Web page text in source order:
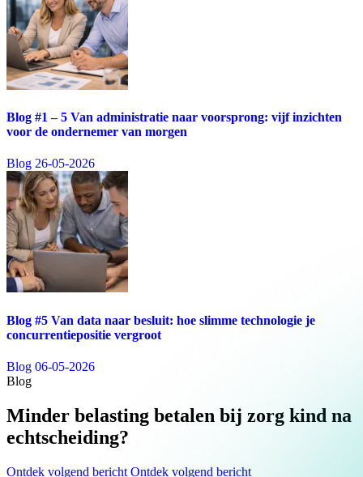
Blog #1 – 5 Van administratie naar voorsprong: vijf inzichten
voor de ondernemer van morgen
Blog 26-05-2026
Blog #5 Van data naar besluit: hoe slimme technologie je
concurrentiepositie vergroot
Blog 06-05-2026
Blog
Minder belasting betalen bij zorg kind na
echtscheiding?
Ontdek volgend bericht Ontdek volgend bericht